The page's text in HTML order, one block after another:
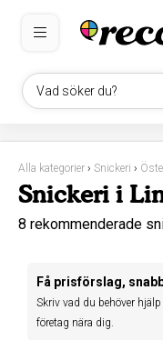
Vad söker du?
Alla kategorier › Snickeri ›
Snickeri i
8 rekommenderade
Få prisförslag,
Skriv vad du behöver
företag nära dig.